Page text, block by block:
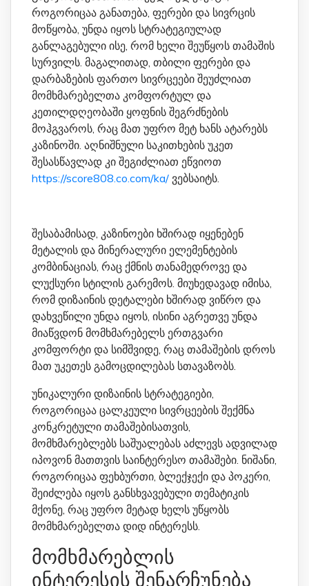
როგორიცაა განათება, ფერები და სივრცის
მოწყობა, უნდა იყოს სტრატეგიულად
განლაგებული ისე, რომ ხელი შეუწყოს თამაშის
სურვილს. მაგალითად, თბილი ფერები და
დარბაზების ფართო სივრცეები შეუძლიათ
მომხმარებელთა კომფორტულ და
კეთილდღეობაში ყოფნის შეგრძნების
მოჰგვაროს, რაც მათ უფრო მეტ ხანს ატარებს
კაზინოში. აღნიშნული საკითხების უკეთ
შესასწავლად კი შეგიძლიათ ეწვიოთ
https://score808.co.com/ka/ ვებსაიტს.
შესაბამისად, კაზინოები ხშირად იყენებენ
მეტალის და მინერალური ელემენტების
კომბინაციას, რაც ქმნის თანამედროვე და
ლუქსური სტილის გარემოს. მიუხედავად იმისა,
რომ დიზაინის დეტალები ხშირად ვიწრო და
დახვეწილი უნდა იყოს, ისინი აგრეთვე უნდა
მიაწვდონ მომხმარებელს ერთგვარი
კომფორტი და სიმშვიდე, რაც თამაშების დროს
მათ უკეთეს გამოცდილებას სთავაზობს.
უნიკალური დიზაინის სტრატეგიები,
როგორიცაა ცალკეული სივრცეების შექმნა
კონკრეტული თამაშებისათვის,
მომხმარებლებს საშუალებას აძლევს ადვილად
იპოვონ მათთვის საინტერესო თამაშები. ნიშანი,
როგორიცაა ფეხბურთი, ბლექჯექი და პოკერი,
შეიძლება იყოს განსხვავებული თემატიკის
მქონე, რაც უფრო მეტად ხელს უწყობს
მომხმარებელთა დიდ ინტერესს.
მომხმარებლის
ინტერესის შენარჩუნება